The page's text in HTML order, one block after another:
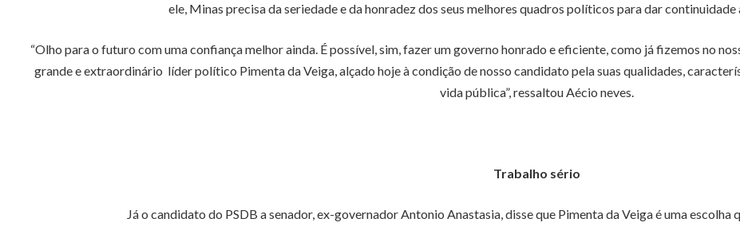
ele, Minas precisa da seriedade e da honradez dos seus melhores quadros políticos para dar
“Olho para o futuro com uma confiança melhor ainda. É possível, sim, fazer um governo honrado e eficiente, como já fizemos no
grande e extraordinário líder político Pimenta da Veiga, alçado hoje à condição de nosso candidato pela suas qualidades,
vida pública”, ressaltou Aécio neves.
Trabalho sério
Já o candidato do PSDB a senador, ex-governador Antonio Anastasia, disse que Pimenta da Veiga é uma